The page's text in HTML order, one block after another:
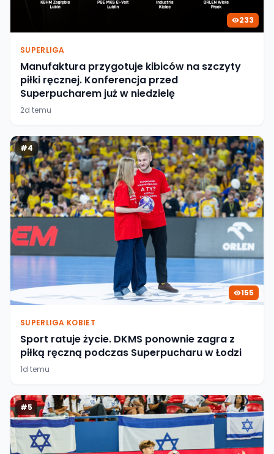
233
SUPERLIGA
Manufaktura przygotuje kibiców na szczyty
piłki ręcznej. Konferencja przed
Superpucharem już w niedzielę
2d temu
#4
155
SUPERLIGA KOBIET
Sport ratuje życie. DKMS ponownie zagra z
piłką ręczną podczas Superpucharu w Łodzi
1d temu
#5